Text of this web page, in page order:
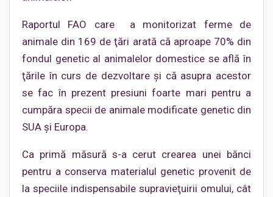
Raportul FAO care a monitorizat ferme de
animale din 169 de ţări arată că aproape 70% din
fondul genetic al animalelor domestice se află în
ţările în curs de dezvoltare şi că asupra acestor
se fac în prezent presiuni foarte mari pentru a
cumpăra specii de animale modificate genetic din
SUA şi Europa.
Ca primă măsură s-a cerut crearea unei bănci
pentru a conserva materialul genetic provenit de
la speciile indispensabile supravieţuirii omului, cât